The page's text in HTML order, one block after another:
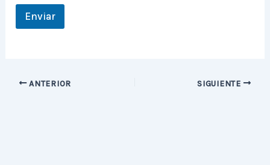
b
e
Enviar
ANTERIOR SIGUIENTE